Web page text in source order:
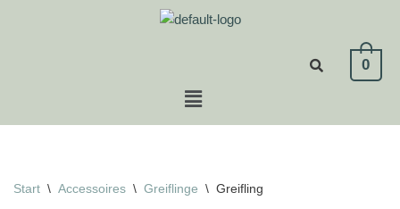
0
Start \ Accessoires \ Greiflinge \ Greifling